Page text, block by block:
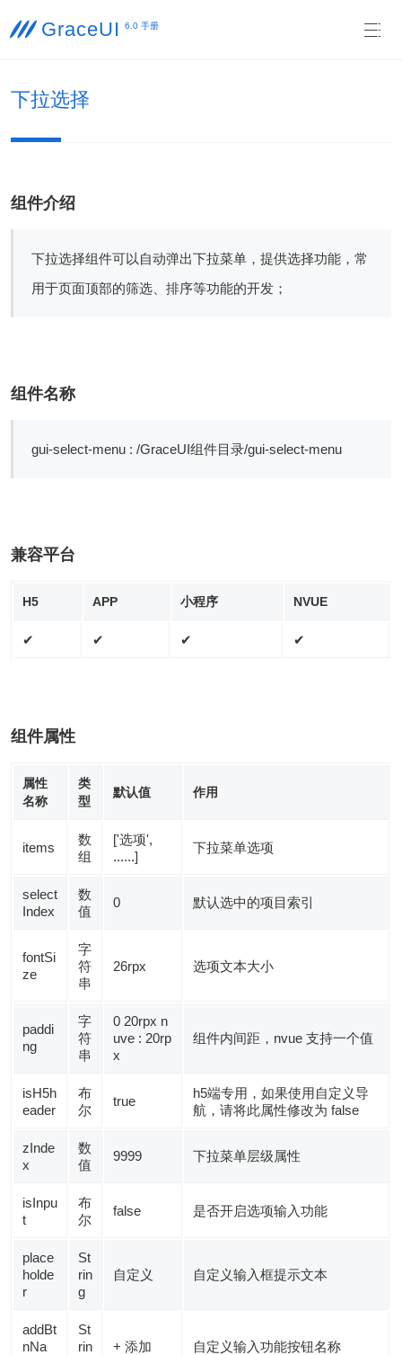
 GraceUI 6.0 手册 
下拉选择
组件介绍
下拉选择组件可以自动弹出下拉菜单，提供选择功能，常
用于页面顶部的筛选、排序等功能的开发；
组件名称
gui-select-menu : /GraceUI组件目录/gui-select-menu
兼容平台
H5 APP 小程序 NVUE
✔ ✔ ✔ ✔
组件属性
属性
名称
类
型
默认值 作用
items
数
组
['选项',
......]
下拉菜单选项
select
Index
数
值
0 默认选中的项目索引
fontSi
ze
字
符
串
26rpx 选项文本大小
paddi
ng
字
符
串
0 20rpx n
uve : 20rp
x
组件内间距，nvue 支持一个值
isH5h
eader
布
尔
true
h5端专用，如果使用自定义导
航，请将此属性修改为 false
zInde
x
数
值
9999 下拉菜单层级属性
isInpu
t
布
尔
false 是否开启选项输入功能
place
holde
r
St
rin
g
自定义 自定义输入框提示文本
addBt
nNa
St
rin
+ 添加 自定义输入功能按钮名称